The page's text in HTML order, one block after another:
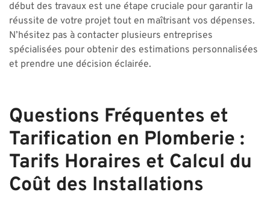
début des travaux est une étape cruciale pour garantir la
réussite de votre projet tout en maîtrisant vos dépenses.
N’hésitez pas à contacter plusieurs entreprises
spécialisées pour obtenir des estimations personnalisées
et prendre une décision éclairée.
Questions Fréquentes et
Tarification en Plomberie :
Tarifs Horaires et Calcul du
Coût des Installations